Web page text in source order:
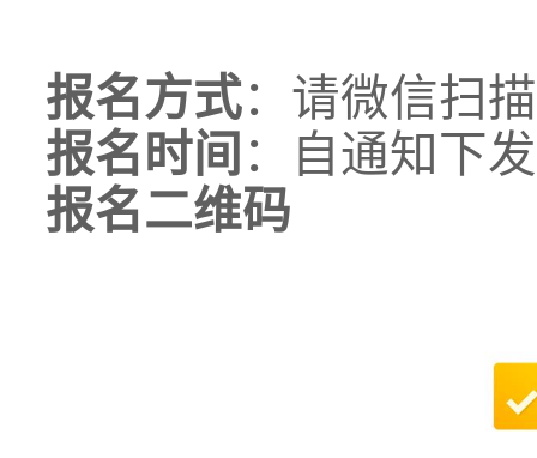
报名方式：请微信扫
报名时间 ：自通知下
报名二维码